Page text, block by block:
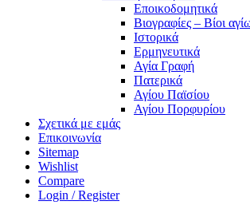
Εποικοδομητικά
Βιογραφίες – Βίοι
Ιστορικά
Ερμηνευτικά
Αγία Γραφή
Πατερικά
Αγίου Παϊσίου
Αγίου Πορφυρίου
Σχετικά με εμάς
Επικοινωνία
Sitemap
Wishlist
Compare
Login / Register